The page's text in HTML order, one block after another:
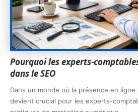
Pourquoi les experts-
dans le SEO
Dans un monde où la présence en
devient crucial pour les experts-